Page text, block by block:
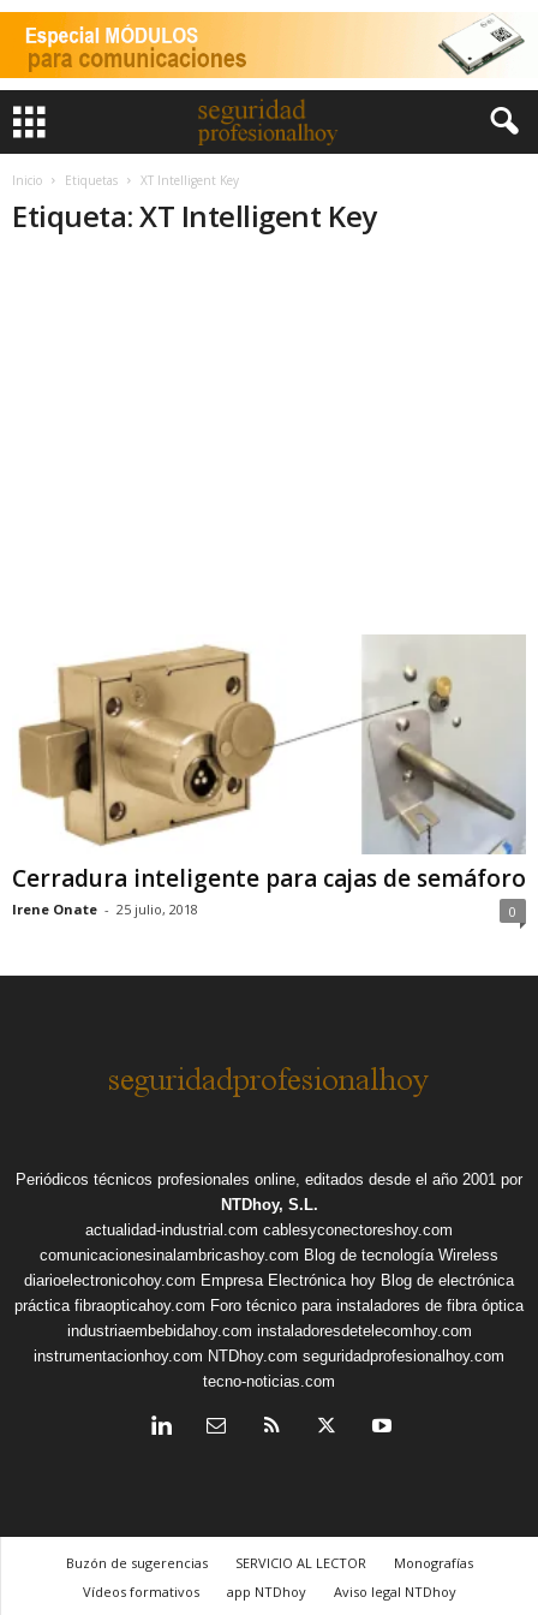
Inicio Etiquetas XT Intelligent Key
Etiqueta: XT Intelligent Key
Cerradura inteligente para cajas de semáforo
Irene Onate - 25 julio, 2018 0
Periódicos técnicos profesionales online, editados desde el año 2001 por
NTDhoy, S.L.
actualidad-industrial.com cablesyconectoreshoy.com
comunicacionesinalambricashoy.com Blog de tecnología Wireless
diarioelectronicohoy.com Empresa Electrónica hoy Blog de electrónica
práctica fibraopticahoy.com Foro técnico para instaladores de fibra óptica
industriaembebidahoy.com instaladoresdetelecomhoy.com
instrumentacionhoy.com NTDhoy.com seguridadprofesionalhoy.com
tecno-noticias.com
Buzón de sugerencias SERVICIO AL LECTOR
Monografías
Vídeos formativos
app NTDhoy Aviso legal NTDhoy